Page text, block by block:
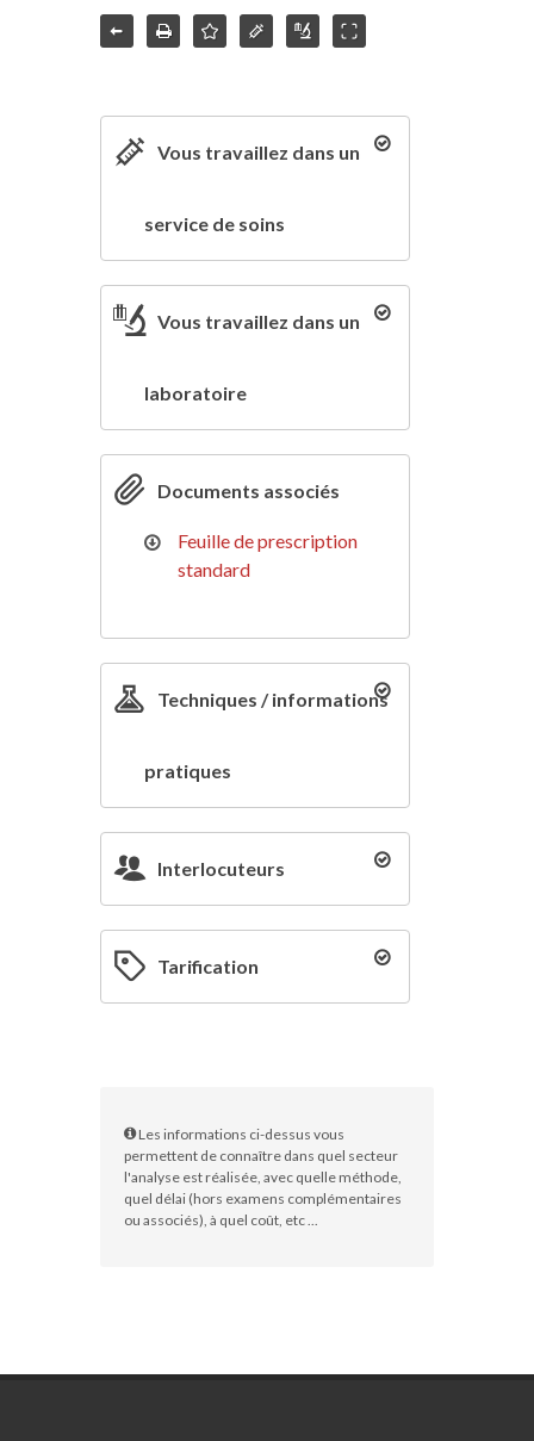
Vous travaillez dans un
service de soins
Vous travaillez dans un
laboratoire
Documents associés
Feuille de prescription
standard
Techniques / informations
pratiques
Interlocuteurs
Tarification
Les informations ci-dessus vous
permettent de connaître dans quel secteur
l'analyse est réalisée, avec quelle méthode,
quel délai (hors examens complémentaires
ou associés), à quel coût, etc ...